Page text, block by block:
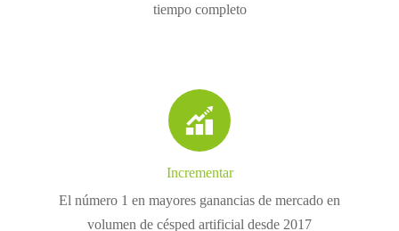
tiempo completo

Incrementar
El número 1 en mayores ganancias de mercado en
volumen de césped artificial desde 2017